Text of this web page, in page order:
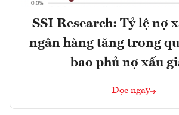
SSI Research: Tỷ lệ nợ
ngân hàng tăng trong
bao phủ nợ xấu
Đọc ngay